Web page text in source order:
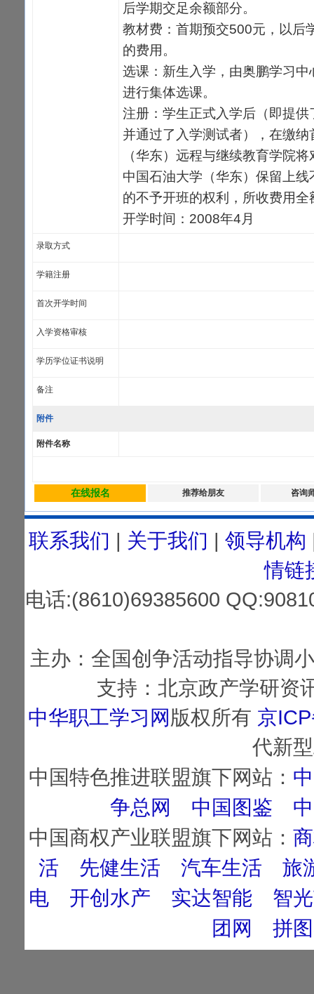
后学期交足余额部分。
教材费：首期预交500元，以后
的费用。
选课：新生入学，由奥鹏学习
进行集体选课。
注册：学生正式入学后（即提
并通过了入学测试者），在缴
（华东）远程与继续教育学院
中国石油大学（华东）保留上
的不予开班的权利，所收费用全
开学时间：2008年4月
录取方式
学籍注册
首次开学时间
入学资格审核
学历学位证书说明
备注
附件
附件名称
在线报名 推荐给朋友 咨询
联系我们 | 关于我们 | 领导机构
情链
电话:(8610)69385600
主办：全国创争活动指导协调
支持：北京政产学研资
中华职工学习网版权所有 京
代新
中国特色推进联盟旗下网站：
争总网
中国图鉴
中国商权产业联盟旗下网站：
活
先健生活 汽车生活
旅
电
开创水产 实达智能
智
团网
拼